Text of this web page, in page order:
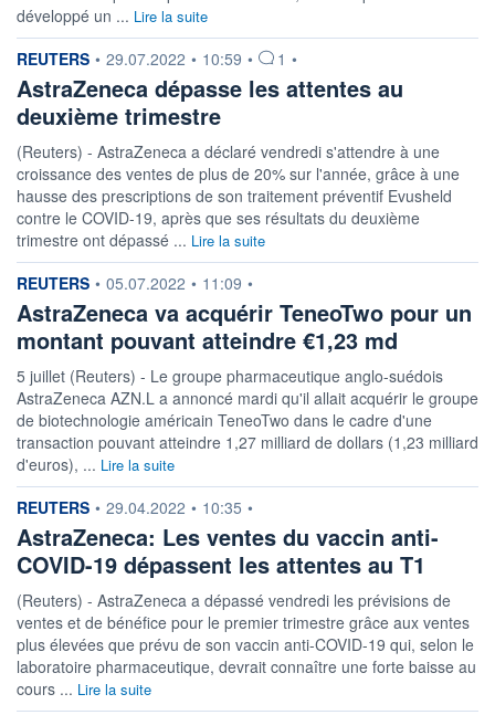
développé un ... Lire la suite
information fournie par
REUTERS • 29.07.2022 • 10:59 • 1 •
AstraZeneca dépasse les attentes au
deuxième trimestre
(Reuters) - AstraZeneca a déclaré vendredi s'attendre à une
croissance des ventes de plus de 20% sur l'année, grâce à une
hausse des prescriptions de son traitement préventif Evusheld
contre le COVID-19, après que ses résultats du deuxième
trimestre ont dépassé ... Lire la suite
information fournie par
REUTERS • 05.07.2022 • 11:09 •
AstraZeneca va acquérir TeneoTwo pour un
montant pouvant atteindre €1,23 md
5 juillet (Reuters) - Le groupe pharmaceutique anglo-suédois
AstraZeneca AZN.L a annoncé mardi qu'il allait acquérir le groupe
de biotechnologie américain TeneoTwo dans le cadre d'une
transaction pouvant atteindre 1,27 milliard de dollars (1,23 milliard
d'euros), ... Lire la suite
information fournie par
REUTERS • 29.04.2022 • 10:35 •
AstraZeneca: Les ventes du vaccin anti-
COVID-19 dépassent les attentes au T1
(Reuters) - AstraZeneca a dépassé vendredi les prévisions de
ventes et de bénéfice pour le premier trimestre grâce aux ventes
plus élevées que prévu de son vaccin anti-COVID-19 qui, selon le
laboratoire pharmaceutique, devrait connaître une forte baisse au
cours ... Lire la suite